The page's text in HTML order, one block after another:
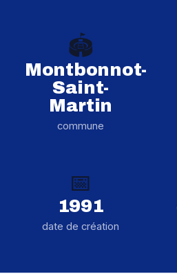
🏟️
Montbonnot-
Saint-
Martin
commune
📅
1991
date de création